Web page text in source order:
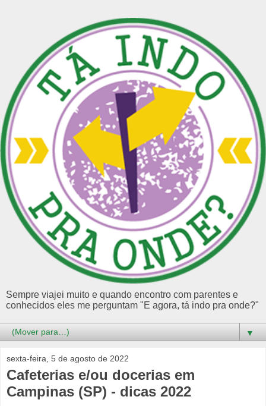
Sempre viajei muito e quando encontro com parentes e
conhecidos eles me perguntam "E agora, tá indo pra onde?"
▼
sexta-feira, 5 de agosto de 2022
Cafeterias e/ou docerias em
Campinas (SP) - dicas 2022